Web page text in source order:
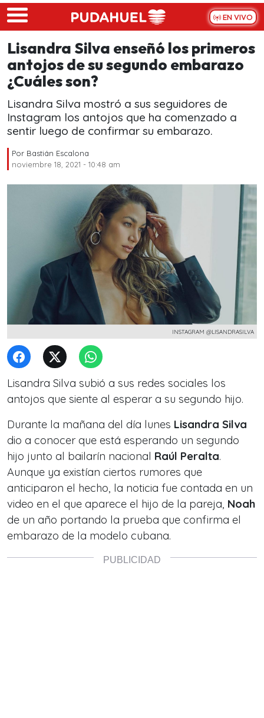
Skip to main content
EN VIVO
Lisandra Silva enseñó los primeros
antojos de su segundo embarazo
¿Cuáles son?
Lisandra Silva mostró a sus seguidores de
Instagram los antojos que ha comenzado a
sentir luego de confirmar su embarazo.
Por Bastián Escalona
noviembre 18, 2021 - 10:48 am
INSTAGRAM @LISANDRASILVA
Lisandra Silva subió a sus redes sociales los
antojos que siente al esperar a su segundo hijo.
Durante la mañana del día lunes Lisandra Silva
dio a conocer que está esperando un segundo
hijo junto al bailarín nacional Raúl Peralta.
Aunque ya existían ciertos rumores que
anticiparon el hecho, la noticia fue contada en un
video en el que aparece el hijo de la pareja, Noah
de un año portando la prueba que confirma el
embarazo de la modelo cubana.